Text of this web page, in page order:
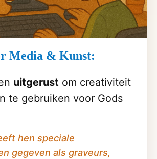
Media & Kunst:
uitgerust om creativiteit
te gebruiken voor Gods
hen speciale
gegeven als graveurs,